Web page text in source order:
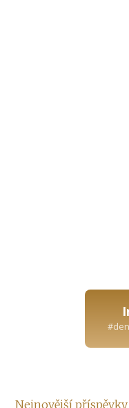
Nejnovější příspěvky